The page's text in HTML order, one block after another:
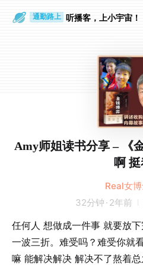
通勤路上 听播客，上小宇宙！
Amy师姐读书分享 – 《
啊
Real女
32分钟 · 2年前
任何人 想做成一件事 就要放
一波三折。难受吗？难受你就
嘛 能解决解决 解决不了熬着总